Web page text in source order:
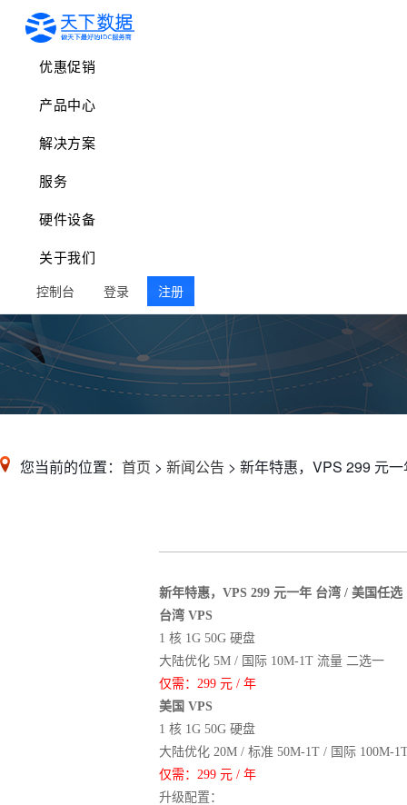
优惠促销
产品中心
解决方案
服务
硬件设备
关于我们
控制台 登录 注册
您当前的位置： 首页 > 新闻公告 > 新年特惠，VPS 299 元
新年特惠，VPS 299 元一年 台湾 / 美国任选
台湾 VPS
1 核 1G 50G 硬盘
大陆优化 5M / 国际 10M-1T 流量 二选一
仅需：299 元 / 年
美国 VPS
1 核 1G 50G 硬盘
大陆优化 20M / 标准 50M-1T / 国际 100M-
仅需：299 元 / 年
升级配置：